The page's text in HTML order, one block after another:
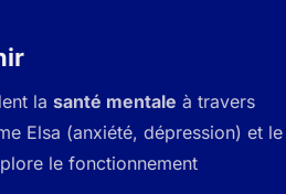
la santé mentale à travers
Elsa (anxiété, dépression) et le
le fonctionnement